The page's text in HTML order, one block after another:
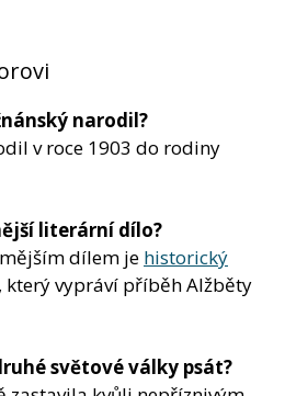
narodil?
v roce 1903 do rodiny
literární dílo?
dílem je historický
který vypráví příběh Alžběty
světové války psát?